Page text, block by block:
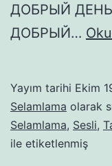
ДОБРЫЙ ДЕНЬ
ДОБРЫЙ…
Yayım tarihi Ekim
Selamlama olarak
Selamlama, Sesli,
ile etiketlenmiş